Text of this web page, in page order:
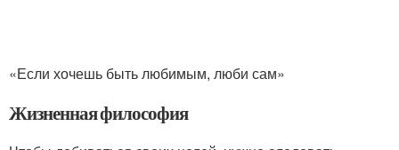
«Если хочешь быть любимым, люби сам»
Жизненная философия